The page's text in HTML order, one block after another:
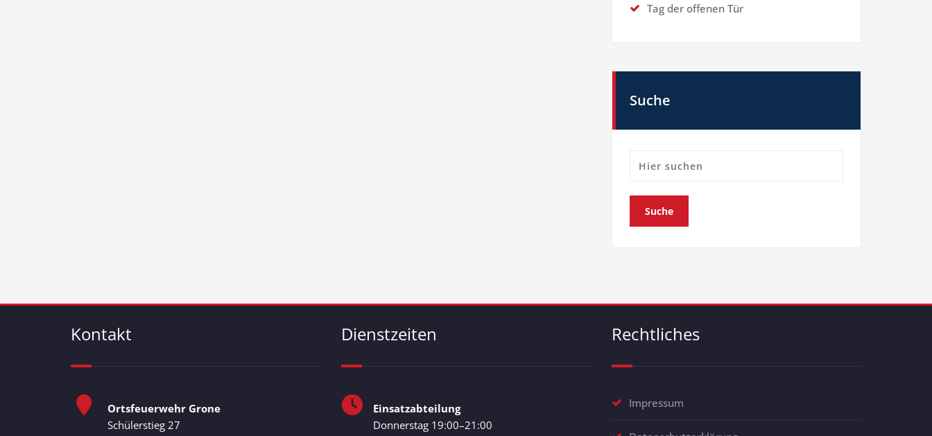
Tag der offenen Tür
Suche
Kontakt
Ortsfeuerwehr Grone
Schülerstieg 27
Dienstzeiten
Einsatzabteilung
Donnerstag 19:00–21:00
Rechtliches
Impressum